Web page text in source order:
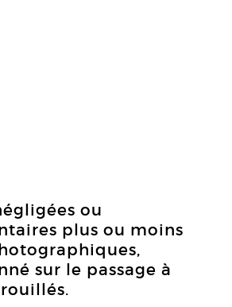
ou
plus ou moins
sur le passage à